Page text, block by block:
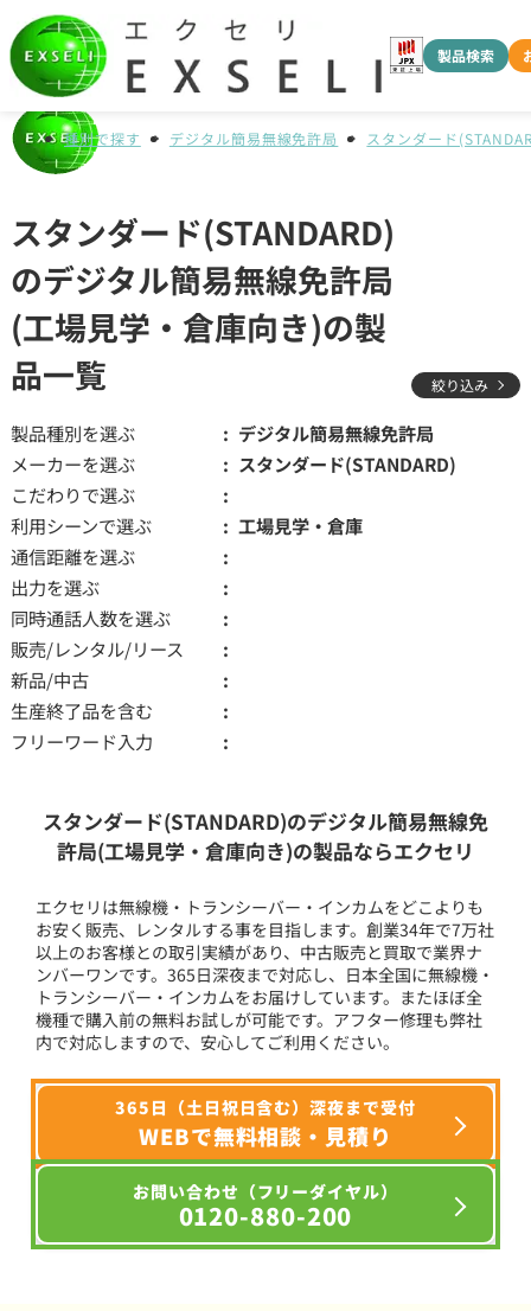
製品検索
種別で探す デジタル簡易無線免許局 スタンダード
スタンダード(STANDARD)
のデジタル簡易無線免許局
(工場見学・倉庫向き)の製
品一覧
絞り込み
製品種別を選ぶ
デジタル簡易無線免許局
メーカーを選ぶ
スタンダード(STANDARD)
こだわりで選ぶ
利用シーンで選ぶ
工場見学・倉庫
通信距離を選ぶ
出力を選ぶ
同時通話人数を選ぶ
販売/レンタル/リース
新品/中古
生産終了品を含む
フリーワード入力
スタンダード(STANDARD)のデジタル簡易無線免
許局(工場見学・倉庫向き)の製品ならエクセリ
エクセリは無線機・トランシーバー・インカムをどこよりも
お安く販売、レンタルする事を目指します。創業34年で7万社
以上のお客様との取引実績があり、中古販売と買取で業界ナ
ンバーワンです。365日深夜まで対応し、日本全国に無線機・
トランシーバー・インカムをお届けしています。またほぼ全
機種で購入前の無料お試しが可能です。アフター修理も弊社
内で対応しますので、安心してご利用ください。
365日（土日祝日含む）深夜まで受付
WEBで無料相談・見積り
お問い合わせ（フリーダイヤル）
0120-880-200